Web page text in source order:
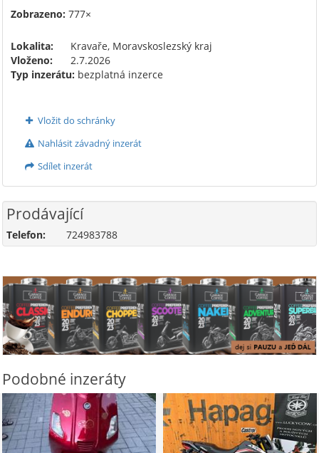
Zobrazeno: 777×
Lokalita:
Kravaře, Moravskoslezský kraj
Vloženo:
2.7.2026
Typ inzerátu: bezplatná inzerce
Vložit do schránky
Nahlásit závadný inzerát
Sdílet inzerát
Prodávající
Telefon: 724983788
Podobné inzeráty